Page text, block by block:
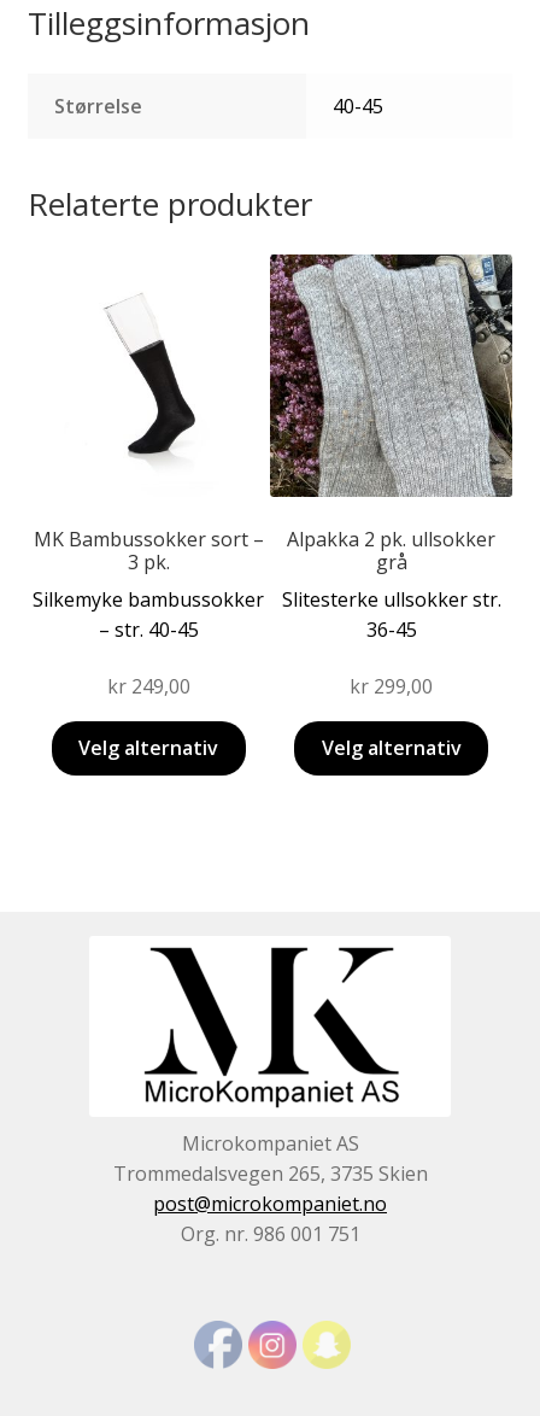
Tilleggsinformasjon
Størrelse 40-45
Relaterte produkter
MK Bambussokker sort –
3 pk.
Silkemyke bambussokker
– str. 40-45
kr249,00
Velg alternativ
Dette
produktet
har
flere
Alternativene
velges
på
Alpakka 2 pk. ullsokker
grå
Slitesterke ullsokker str.
36-45
kr 299,00
Velg alternativ
Dette
produktet
har
flere
Alternativene
velges
på
Microkompaniet AS
Trommedalsvegen 265, 3735 Skien
post@microkompaniet.no
Org. nr. 986 001 751